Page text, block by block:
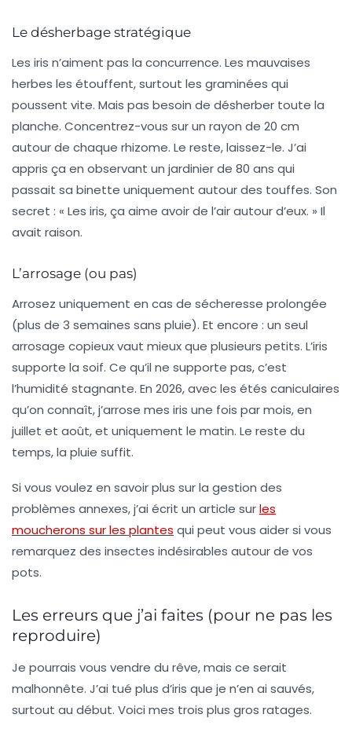
Le désherbage stratégique
Les iris n’aiment pas la concurrence. Les mauvaises
herbes les étouffent, surtout les graminées qui
poussent vite. Mais pas besoin de désherber toute la
planche. Concentrez-vous sur un rayon de 20 cm
autour de chaque rhizome. Le reste, laissez-le. J’ai
appris ça en observant un jardinier de 80 ans qui
passait sa binette uniquement autour des touffes. Son
secret : « Les iris, ça aime avoir de l’air autour d’eux. » Il
avait raison.
L’arrosage (ou pas)
Arrosez uniquement en cas de sécheresse prolongée
(plus de 3 semaines sans pluie). Et encore : un seul
arrosage copieux vaut mieux que plusieurs petits. L’iris
supporte la soif. Ce qu’il ne supporte pas, c’est
l’humidité stagnante. En 2026, avec les étés caniculaires
qu’on connaît, j’arrose mes iris une fois par mois, en
juillet et août, et uniquement le matin. Le reste du
temps, la pluie suffit.
Si vous voulez en savoir plus sur la gestion des
problèmes annexes, j’ai écrit un article surles
moucherons sur les plantes qui peut vous aider si vous
remarquez des insectes indésirables autour de vos
pots.
Les erreurs que j’ai faites (pour ne pas les
reproduire)
Je pourrais vous vendre du rêve, mais ce serait
malhonnête. J’ai tué plus d’iris que je n’en ai sauvés,
surtout au début. Voici mes trois plus gros ratages.